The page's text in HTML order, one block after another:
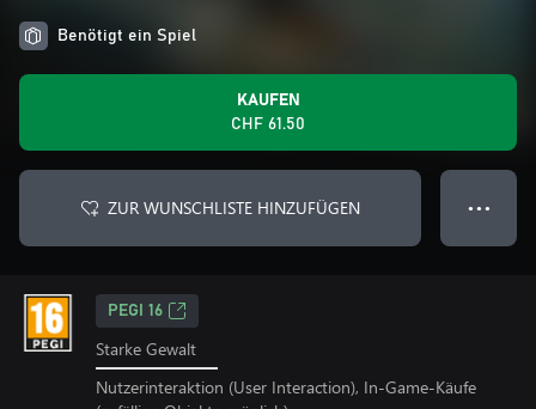
Benötigt ein Spiel
KAUFEN
CHF 61.50
ZUR WUNSCHLISTE HINZUFÜGEN ● ● ●
PEGI 16
Starke Gewalt
Nutzerinteraktion (User Interaction), In-Game-Käufe